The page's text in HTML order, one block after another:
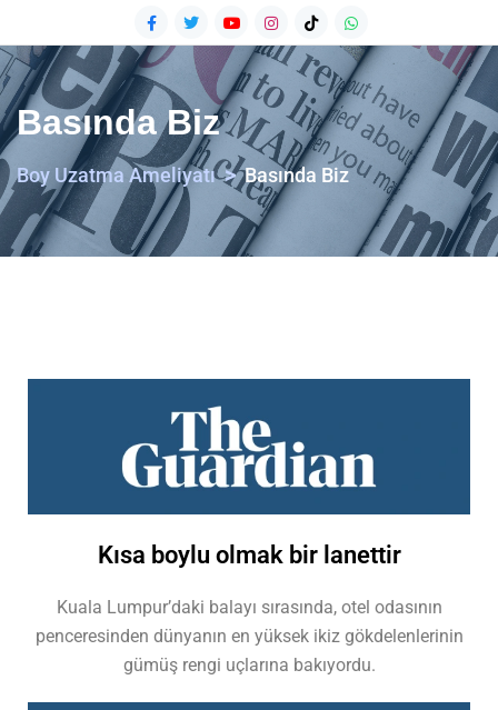
Basında Biz
Boy Uzatma Ameliyatı > Basında Biz
Kısa boylu olmak bir lanettir
Kuala Lumpur’daki balayı sırasında, otel odasının
penceresinden dünyanın en yüksek ikiz gökdelenlerinin
gümüş rengi uçlarına bakıyordu.